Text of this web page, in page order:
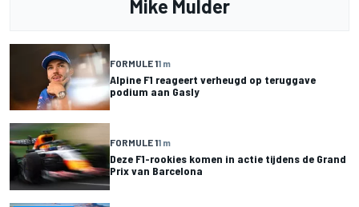
Mike Mulder
FORMULE 11 m
Alpine F1 reageert verheugd op teruggave
podium aan Gasly
FORMULE 11 m
Deze F1-rookies komen in actie tijdens de Grand
Prix van Barcelona